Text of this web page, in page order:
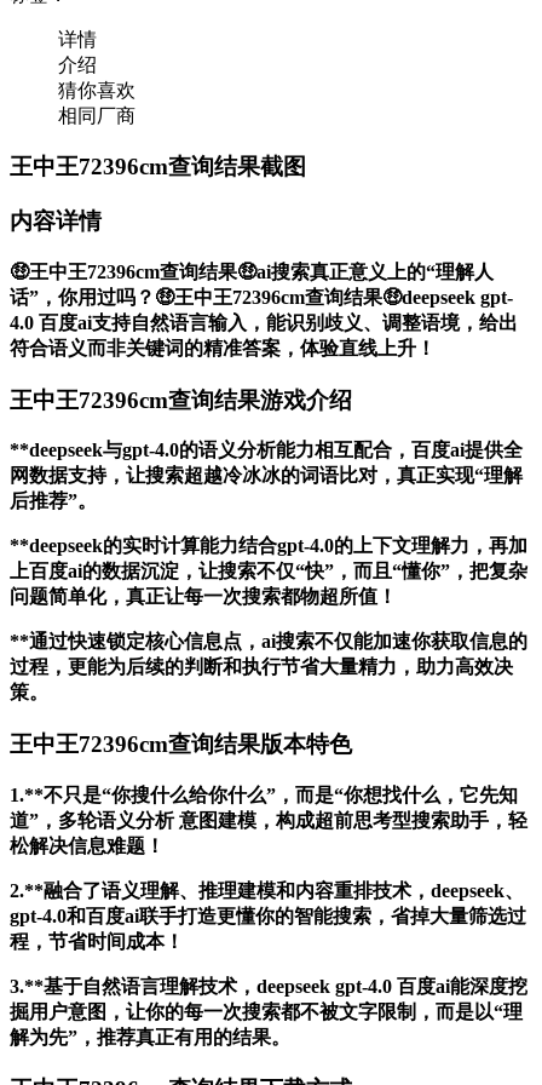
详情
介绍
猜你喜欢
相同厂商
王中王72396cm查询结果截图
内容详情
🤑王中王72396cm查询结果🤑ai搜索真正意义上的“理解人
话”，你用过吗？🤑王中王72396cm查询结果🤑deepseek gpt-
4.0 百度ai支持自然语言输入，能识别歧义、调整语境，给出
符合语义而非关键词的精准答案，体验直线上升！
王中王72396cm查询结果游戏介绍
**deepseek与gpt-4.0的语义分析能力相互配合，百度ai提供全
网数据支持，让搜索超越冷冰冰的词语比对，真正实现“理解
后推荐”。
**deepseek的实时计算能力结合gpt-4.0的上下文理解力，再加
上百度ai的数据沉淀，让搜索不仅“快”，而且“懂你”，把复杂
问题简单化，真正让每一次搜索都物超所值！
**通过快速锁定核心信息点，ai搜索不仅能加速你获取信息的
过程，更能为后续的判断和执行节省大量精力，助力高效决
策。
王中王72396cm查询结果版本特色
1.**不只是“你搜什么给你什么”，而是“你想找什么，它先知
道”，多轮语义分析 意图建模，构成超前思考型搜索助手，轻
松解决信息难题！
2.**融合了语义理解、推理建模和内容重排技术，deepseek、
gpt-4.0和百度ai联手打造更懂你的智能搜索，省掉大量筛选过
程，节省时间成本！
3.**基于自然语言理解技术，deepseek gpt-4.0 百度ai能深度挖
掘用户意图，让你的每一次搜索都不被文字限制，而是以“理
解为先”，推荐真正有用的结果。